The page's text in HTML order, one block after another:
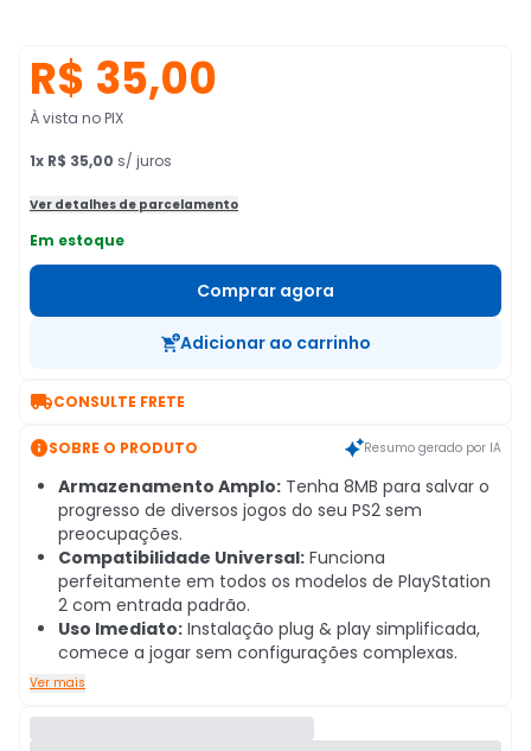
R$ 35,00
À vista no PIX
1x R$ 35,00 s/ juros
Ver detalhes de parcelamento
Em estoque
Comprar agora
Adicionar ao carrinho
CONSULTE FRETE
SOBRE O PRODUTO Resumo gerado por IA
Armazenamento Amplo: Tenha 8MB para salvar o
progresso de diversos jogos do seu PS2 sem
preocupações.
Compatibilidade Universal: Funciona
perfeitamente em todos os modelos de PlayStation
2 com entrada padrão.
Uso Imediato: Instalação plug & play simplificada,
comece a jogar sem configurações complexas.
Ver mais